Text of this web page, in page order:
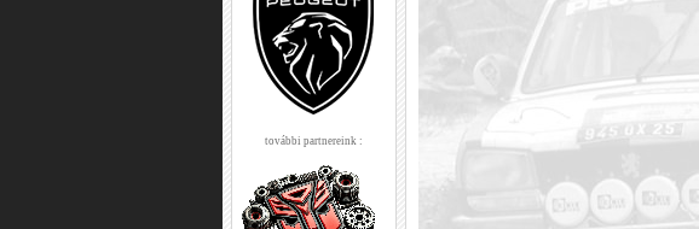
további partnereink :